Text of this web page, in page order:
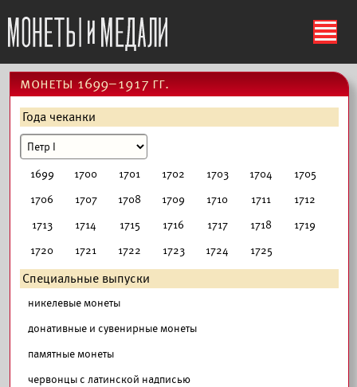
ś
монеты 1699–1917 гг.
Года чеканки
1699 1700 1701 1702 1703 1704
1705
1706
1707 1708 1709 1710 1711
1712
1713
1714 1715 1716 1717 1718
1719
1720
1721 1722 1723 1724 1725
Специальные выпуски
никелевые монеты
донативные и сувенирные монеты
памятные монеты
червонцы с латинской надписью